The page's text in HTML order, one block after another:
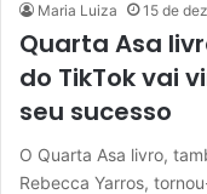
Maria Luiza 15 de
Quarta Asa
do TikTok vai
seu sucesso
O Quarta Asa livro,
Rebecca Yarros,